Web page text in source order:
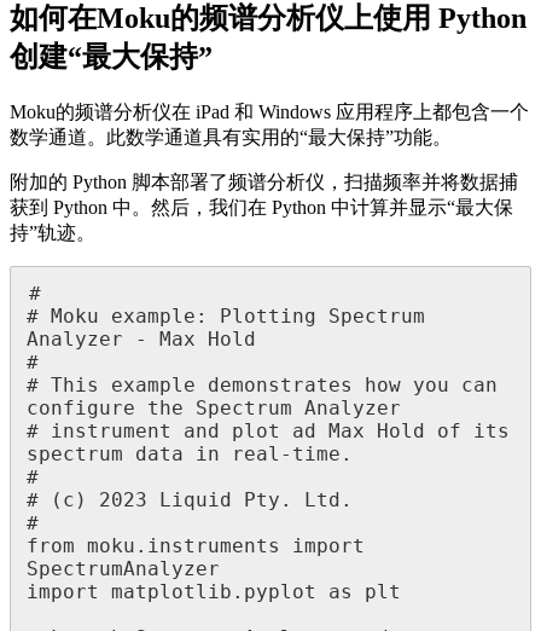
如何在Moku的频谱分析仪上使用 Python
创建“最大保持”
Moku的频谱分析仪在 iPad 和 Windows 应用程序上都包含一个
数学通道。此数学通道具有实用的“最大保持”功能。
附加的 Python 脚本部署了频谱分析仪，扫描频率并将数据捕
获到 Python 中。然后，我们在 Python 中计算并显示“最大保
持”轨迹。
#
# Moku example: Plotting Spectrum
Analyzer - Max Hold
#
# This example demonstrates how you can
configure the Spectrum Analyzer
# instrument and plot ad Max Hold of its
spectrum data in real-time.
#
# (c) 2023 Liquid Pty. Ltd.
#
from moku.instruments import
SpectrumAnalyzer
import matplotlib.pyplot as plt